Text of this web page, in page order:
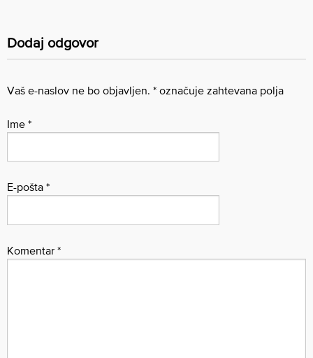
Dodaj odgovor
Vaš e-naslov ne bo objavljen. * označuje zahtevana polja
Ime *
E-pošta *
Komentar *